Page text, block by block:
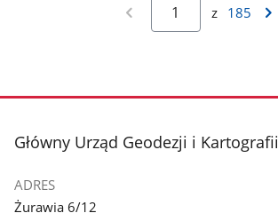
z 185
stopka
Główny Urząd Geodezji i Kartografii
ADRES
Żurawia 6/12